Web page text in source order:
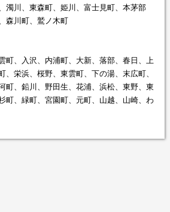
濁川、東森町、姫川、富士見町、本茅部
森川町、鷲ノ木町
町、入沢、内浦町、大新、落部、春日、上
、栄浜、桜野、東雲町、下の湯、末広町、
町、鉛川、野田生、花浦、浜松、東野、東
町、緑町、宮園町、元町、山越、山崎、わ